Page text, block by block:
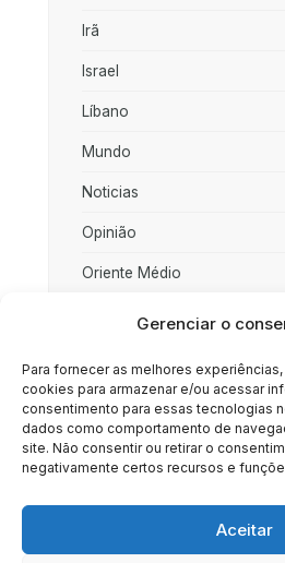
Gerenciar o
Para fornecer as melhores
cookies para armazenar e/ou acessar
consentimento para essas tecnologias
dados como comportamento de
site. Não consentir ou retirar o
negativamente certos recursos e
Aceitar
Irã
Israel
Líbano
Mundo
Noticias
Opinião
Oriente Médio
Rússia
Sociedade
Uncategorized